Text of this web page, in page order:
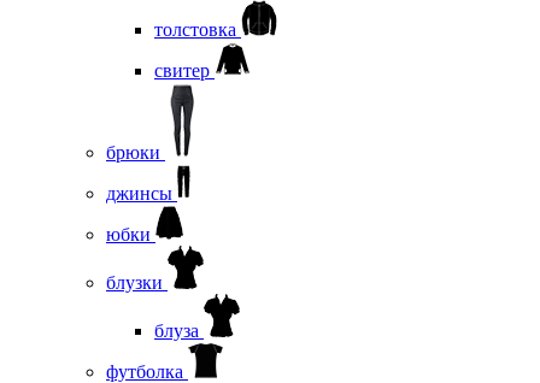
толстовка
свитер
брюки
джинсы
юбки
блузки
блуза
футболка